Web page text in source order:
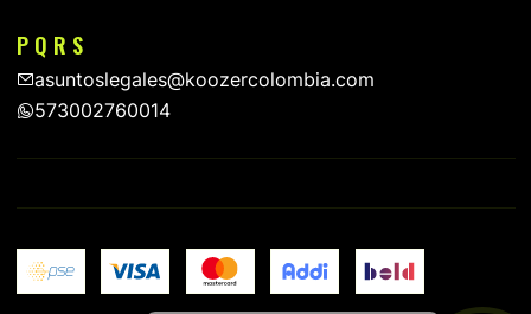
P Q R S
asuntoslegales@koozercolombia.com
573002760014